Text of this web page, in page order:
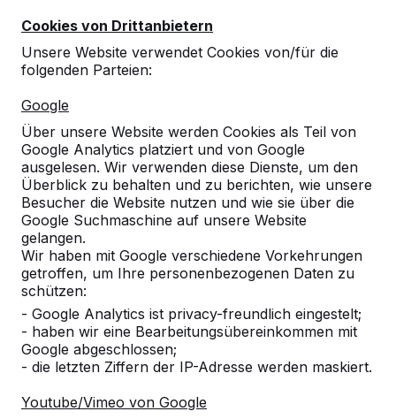
Cookies von Drittanbietern
Unsere Website verwendet Cookies von/für die
folgenden Parteien:
Google
Über unsere Website werden Cookies als Teil von
Google Analytics platziert und von Google
ausgelesen. Wir verwenden diese Dienste, um den
Überblick zu behalten und zu berichten, wie unsere
Besucher die Website nutzen und wie sie über die
Google Suchmaschine auf unsere Website
gelangen.
Wir haben mit Google verschiedene Vorkehrungen
getroffen, um Ihre personenbezogenen Daten zu
schützen:
- Google Analytics ist privacy-freundlich eingestelt;
- haben wir eine Bearbeitungsübereinkommen mit
Google abgeschlossen;
- die letzten Ziffern der IP-Adresse werden maskiert.
Youtube/Vimeo von Google
Referenzen
Unsere Produkte finden Sie in ganz Europa
und darüber hinaus. Sehen Sie hier, wo Sie
ein HeBlad-Produkt in Ihrer Nähe finden.
Produkt
Alles anzeigen
Kategorie
Alles anzeigen
Ort oder Postleitzahl suchen